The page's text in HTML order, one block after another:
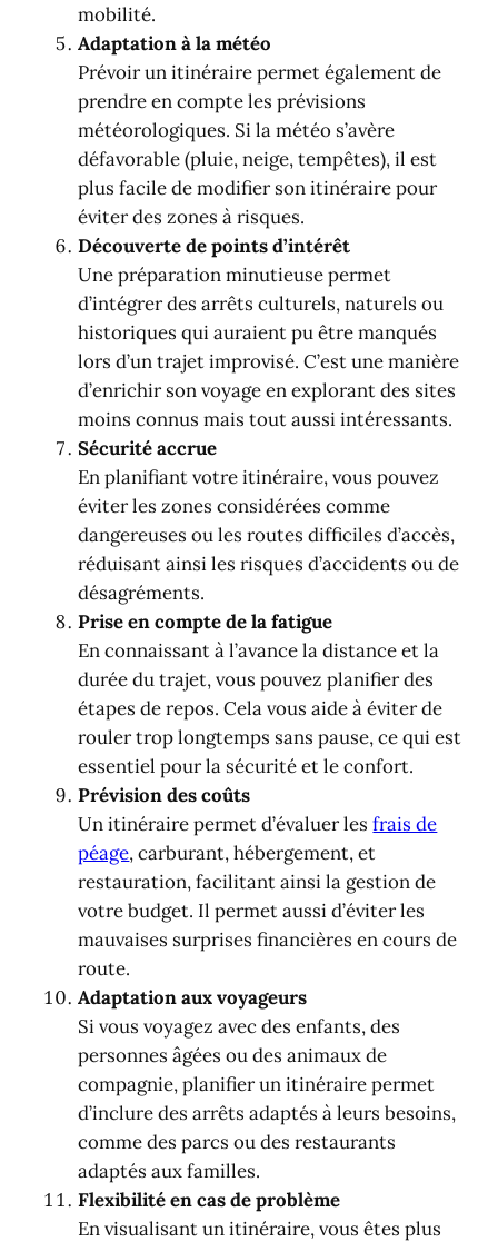
mobilité.
Adaptation à la météo
Prévoir un itinéraire permet également de
prendre en compte les prévisions
météorologiques. Si la météo s’avère
défavorable (pluie, neige, tempêtes), il est
plus facile de modifier son itinéraire pour
éviter des zones à risques.
Découverte de points d’intérêt
Une préparation minutieuse permet
d’intégrer des arrêts culturels, naturels ou
historiques qui auraient pu être manqués
lors d’un trajet improvisé. C’est une manière
d’enrichir son voyage en explorant des sites
moins connus mais tout aussi intéressants.
Sécurité accrue
En planifiant votre itinéraire, vous pouvez
éviter les zones considérées comme
dangereuses ou les routes difficiles d’accès,
réduisant ainsi les risques d’accidents ou de
désagréments.
Prise en compte de la fatigue
En connaissant à l’avance la distance et la
durée du trajet, vous pouvez planifier des
étapes de repos. Cela vous aide à éviter de
rouler trop longtemps sans pause, ce qui est
essentiel pour la sécurité et le confort.
Prévision des coûts
Un itinéraire permet d’évaluer lesfrais de
péage, carburant, hébergement, et
restauration, facilitant ainsi la gestion de
votre budget. Il permet aussi d’éviter les
mauvaises surprises financières en cours de
route.
Adaptation aux voyageurs
Si vous voyagez avec des enfants, des
personnes âgées ou des animaux de
compagnie, planifier un itinéraire permet
d’inclure des arrêts adaptés à leurs besoins,
comme des parcs ou des restaurants
adaptés aux familles.
Flexibilité en cas de problème
En visualisant un itinéraire, vous êtes plus